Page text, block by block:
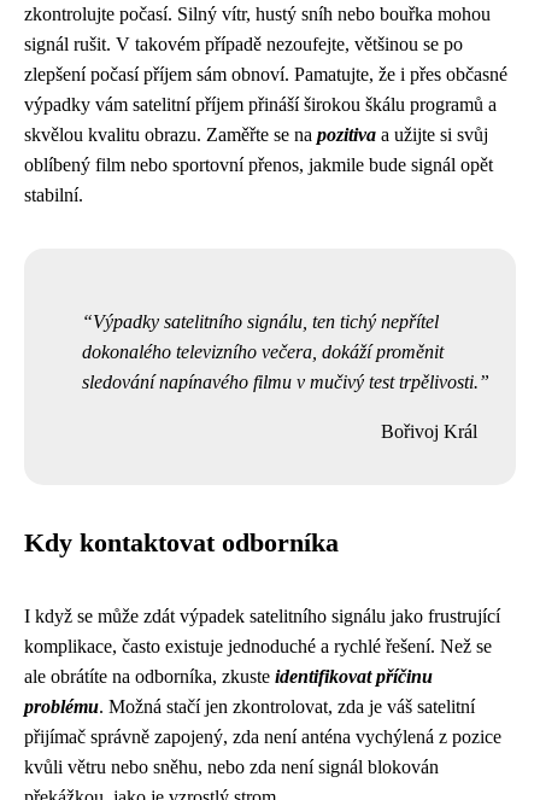
zkontrolujte počasí. Silný vítr, hustý sníh nebo bouřka mohou
signál rušit. V takovém případě nezoufejte, většinou se po
zlepšení počasí příjem sám obnoví. Pamatujte, že i přes občasné
výpadky vám satelitní příjem přináší širokou škálu programů a
skvělou kvalitu obrazu. Zaměřte se na pozitiva a užijte si svůj
oblíbený film nebo sportovní přenos, jakmile bude signál opět
stabilní.
Výpadky satelitního signálu, ten tichý nepřítel
dokonalého televizního večera, dokáží proměnit
sledování napínavého filmu v mučivý test trpělivosti.
Bořivoj Král
Kdy kontaktovat odborníka
I když se může zdát výpadek satelitního signálu jako frustrující
komplikace, často existuje jednoduché a rychlé řešení. Než se
ale obrátíte na odborníka, zkuste identifikovat příčinu
problému. Možná stačí jen zkontrolovat, zda je váš satelitní
přijímač správně zapojený, zda není anténa vychýlená z pozice
kvůli větru nebo sněhu, nebo zda není signál blokován